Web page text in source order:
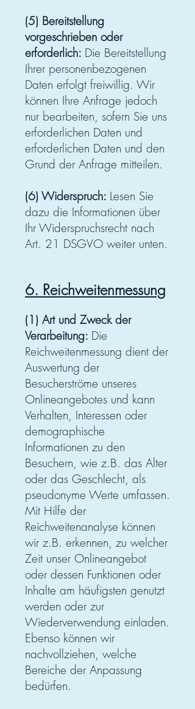
(5) Bereitstellung
vorgeschrieben oder
erforderlich: Die Bereitstellung
Ihrer personenbezogenen
Daten erfolgt freiwillig. Wir
können Ihre Anfrage jedoch
nur bearbeiten, sofern Sie uns
erforderlichen Daten und
erforderlichen Daten und den
Grund der Anfrage mitteilen.
(6) Widerspruch: Lesen Sie
dazu die Informationen über
Ihr Widerspruchsrecht nach
Art. 21 DSGVO weiter unten.
6. Reichweitenmessung
(1) Art und Zweck der
Verarbeitung: Die
Reichweitenmessung dient der
Auswertung der
Besucherströme unseres
Onlineangebotes und kann
Verhalten, Interessen oder
demographische
Informationen zu den
Besuchern, wie z.B. das Alter
oder das Geschlecht, als
pseudonyme Werte umfassen.
Mit Hilfe der
Reichweitenanalyse können
wir z.B. erkennen, zu welcher
Zeit unser Onlineangebot
oder dessen Funktionen oder
Inhalte am häufigsten genutzt
werden oder zur
Wiederverwendung einladen.
Ebenso können wir
nachvollziehen, welche
Bereiche der Anpassung
bedürfen.